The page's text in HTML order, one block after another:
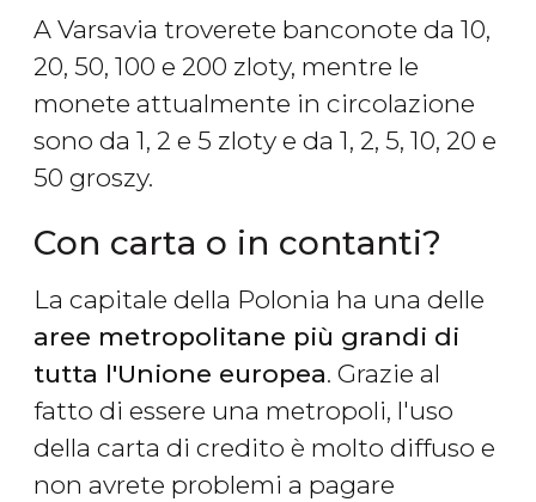
A Varsavia troverete banconote da 10,
20, 50, 100 e 200 zloty, mentre le
monete attualmente in circolazione
sono da 1, 2 e 5 zloty e da 1, 2, 5, 10, 20 e
50 groszy.
Con carta o in contanti?
La capitale della Polonia ha una delle
aree metropolitane più grandi di
tutta l'Unione europea. Grazie al
fatto di essere una metropoli, l'uso
della carta di credito è molto diffuso e
non avrete problemi a pagare